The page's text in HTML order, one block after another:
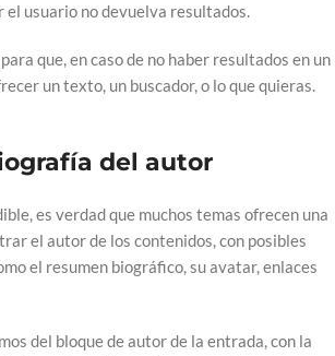
el usuario no devuelva resultados.
que, en caso de no haber resultados en un
un texto, un buscador, o lo que quieras.
del autor
es verdad que muchos temas ofrecen una
el autor de los contenidos, con posibles
el resumen biográfico, su avatar, enlaces
del bloque de autor de la entrada, con la